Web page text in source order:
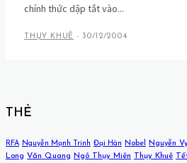
chính thức dập tắt vào...
THỤY KHUÊ - 30/12/2004
THẺ
RFA Nguyễn Mạnh Trinh Đại Hàn Nobel Nguyễn
Long Văn Quang Ngô Thụy Miên Thụy Khuê